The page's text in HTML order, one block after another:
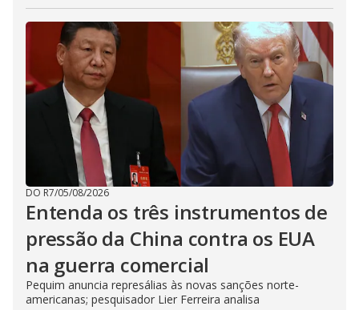
DO R7/05/08/2026
Entenda os três instrumentos de
pressão da China contra os EUA
na guerra comercial
Pequim anuncia represálias às novas sanções norte-
americanas; pesquisador Lier Ferreira analisa